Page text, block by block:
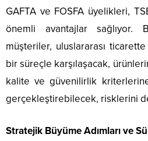
GAFTA ve FOSFA üyelikleri,
önemli avantajlar sağlıyor.
müşteriler, uluslararası
bir süreçle karşılaşacak,
kalite ve güvenilirlik
gerçekleştirebilecek, risklerini
Stratejik Büyüme Adımları ve